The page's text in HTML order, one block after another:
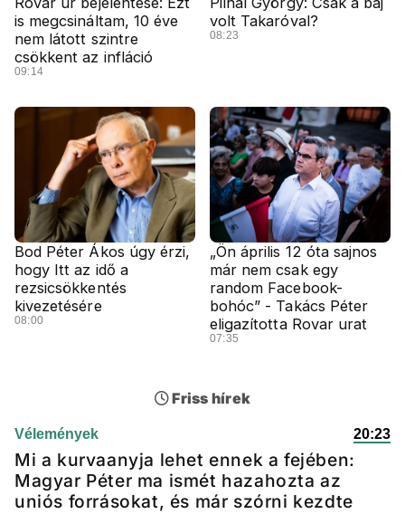
is megcsináltam, 10 éve
nem látott szintre
csökkent az infláció
09:14
volt Takaróval?
08:23
Bod Péter Ákos úgy érzi,
hogy Itt az idő a
rezsicsökkentés
kivezetésére
08:00
„Ön április 12 óta sajnos
már nem csak egy
random Facebook-
bohóc” - Takács Péter
eligazította Rovar urat
07:35
Friss hírek
Vélemények 20:23
Mi a kurvaanyja lehet ennek a fejében:
Magyar Péter ma ismét hazahozta az
uniós forrásokat, és már szórni kezdte